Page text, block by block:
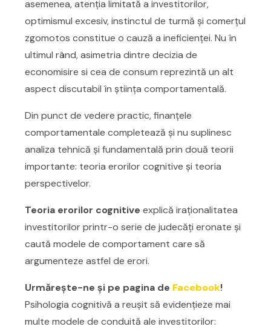
asemenea, atenția limitată a investitorilor,
optimismul excesiv, instinctul de turmă și comerţul
zgomotos constitue o cauză a ineficienței. Nu în
ultimul rând, asimetria dintre decizia de
economisire si cea de consum reprezintă un alt
aspect discutabil în știința comportamentală.
Din punct de vedere practic, finanțele
comportamentale completează și nu suplinesc
analiza tehnică și fundamentală prin două teorii
importante: teoria erorilor cognitive și teoria
perspectivelor.
Teoria erorilor cognitive explică iraționalitatea
investitorilor printr-o serie de judecăți eronate și
caută modele de comportament care să
argumenteze astfel de erori.
Urmăreşte-ne şi pe pagina de Facebook!
Psihologia cognitivă a reușit să evidențieze mai
multe modele de conduită ale investitorilor: